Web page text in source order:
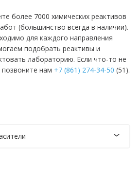
более 7000 химических реактивов
(большинство всегда в наличии).
для каждого направления
подобрать реактивы и
лабораторию. Если что-то не
нам +7 (861) 274-34-50 (51).